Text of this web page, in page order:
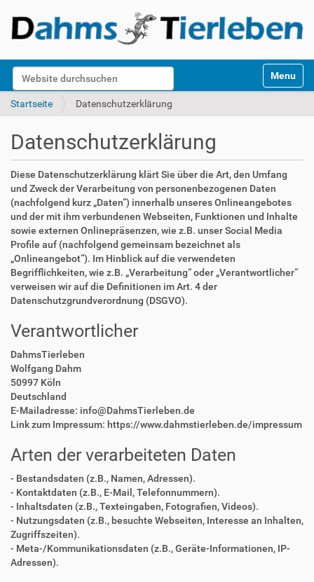
Website durchsuchen
k
Toggle
Startseite Datenschutzerklärung
Datenschutzerklärung
Diese Datenschutzerklärung klärt Sie über die Art, den Umfang
und Zweck der Verarbeitung von personenbezogenen Daten
(nachfolgend kurz „Daten“) innerhalb unseres Onlineangebotes
und der mit ihm verbundenen Webseiten, Funktionen und Inhalte
sowie externen Onlinepräsenzen, wie z.B. unser Social Media
Profile auf (nachfolgend gemeinsam bezeichnet als
„Onlineangebot“). Im Hinblick auf die verwendeten
Begrifflichkeiten, wie z.B. „Verarbeitung“ oder „Verantwortlicher“
verweisen wir auf die Definitionen im Art. 4 der
Datenschutzgrundverordnung (DSGVO).
Verantwortlicher
DahmsTierleben
Wolfgang Dahm
50997 Köln
Deutschland
E-Mailadresse: info@DahmsTierleben.de
Link zum Impressum: https://www.dahmstierleben.de/impressum
Arten der verarbeiteten Daten
- Bestandsdaten (z.B., Namen, Adressen).
- Kontaktdaten (z.B., E-Mail, Telefonnummern).
- Inhaltsdaten (z.B., Texteingaben, Fotografien, Videos).
- Nutzungsdaten (z.B., besuchte Webseiten, Interesse an Inhalten,
Zugriffszeiten).
- Meta-/Kommunikationsdaten (z.B., Geräte-Informationen, IP-
Adressen).